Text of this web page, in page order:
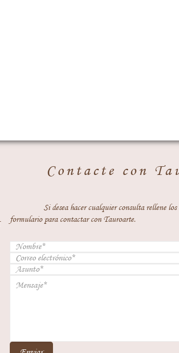
Contacte con
Si desea hacer cualquier consulta rellene
formulario para contactar con Tauroarte.